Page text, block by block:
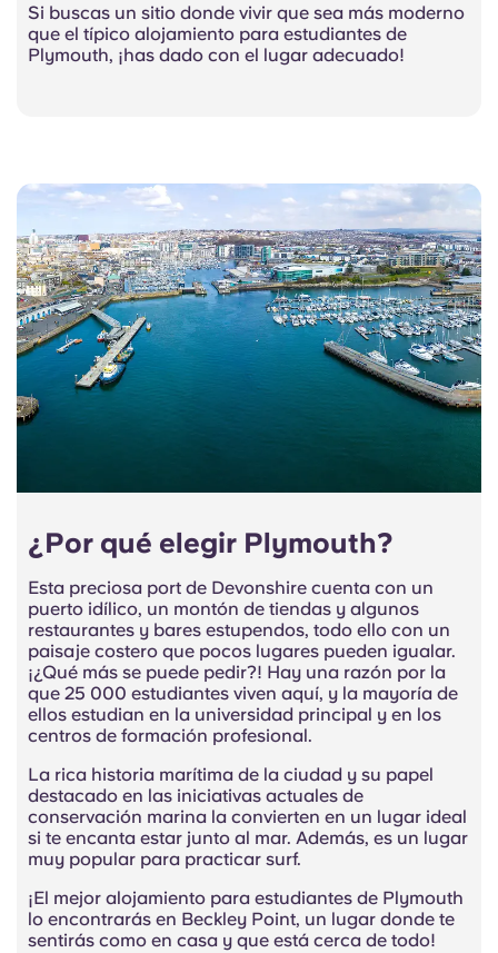
Si buscas un sitio donde vivir que sea más moderno
que el típico alojamiento para estudiantes de
Plymouth, ¡has dado con el lugar adecuado!
¿Por qué elegir Plymouth?
Esta preciosa port de Devonshire cuenta con un
puerto idílico, un montón de tiendas y algunos
restaurantes y bares estupendos, todo ello con un
paisaje costero que pocos lugares pueden igualar.
¡¿Qué más se puede pedir?! Hay una razón por la
que 25 000 estudiantes viven aquí, y la mayoría de
ellos estudian en la universidad principal y en los
centros de formación profesional.
La rica historia marítima de la ciudad y su papel
destacado en las iniciativas actuales de
conservación marina la convierten en un lugar ideal
si te encanta estar junto al mar. Además, es un lugar
muy popular para practicar surf.
¡El mejor alojamiento para estudiantes de Plymouth
lo encontrarás en Beckley Point, un lugar donde te
sentirás como en casa y que está cerca de todo!